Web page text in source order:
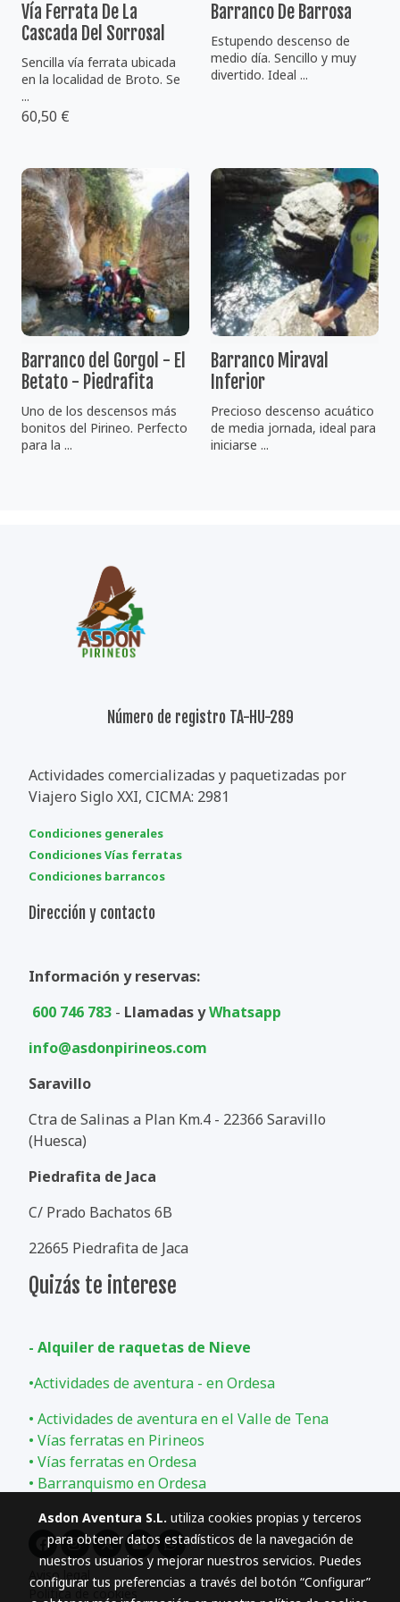
Vía Ferrata De La
Cascada Del Sorrosal
Sencilla vía ferrata ubicada
en la localidad de Broto. Se
...
60,50 €
Barranco De Barrosa
Estupendo descenso de
medio día. Sencillo y muy
divertido. Ideal ...
Barranco del Gorgol - El
Betato - Piedrafita
Uno de los descensos más
bonitos del Pirineo. Perfecto
para la ...
Barranco Miraval
Inferior
Precioso descenso acuático
de media jornada, ideal para
iniciarse ...
Número de registro TA-HU-289
Actividades comercializadas y paquetizadas por
Viajero Siglo XXI, CICMA: 2981
Condiciones generales
Condiciones Vías ferratas
Condiciones barrancos
Dirección y contacto
Información y reservas:
600 746 783 - Llamadas yWhatsapp
info@asdonpirineos.com
Saravillo
Ctra de Salinas a Plan Km.4 - 22366 Saravillo
(Huesca)
Piedrafita de Jaca
C/ Prado Bachatos 6B
22665 Piedrafita de Jaca
Quizás te interese
- Alquiler de raquetas de Nieve
•Actividades de aventura - en Ordesa
• Actividades de aventura en el Valle de Tena
• Vías ferratas en Pirineos
• Vías ferratas en Ordesa
• Barranquismo en Ordesa
Aviso legal
Política de cookies
Asdon Aventura S.L. utiliza cookies propias y terceros
para obtener datos estadísticos de la navegación de
nuestros usuarios y mejorar nuestros servicios. Puedes
configurar tus preferencias a través del botón “Configurar”